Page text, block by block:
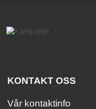
KONTAKT OSS
Vår kontaktinfo